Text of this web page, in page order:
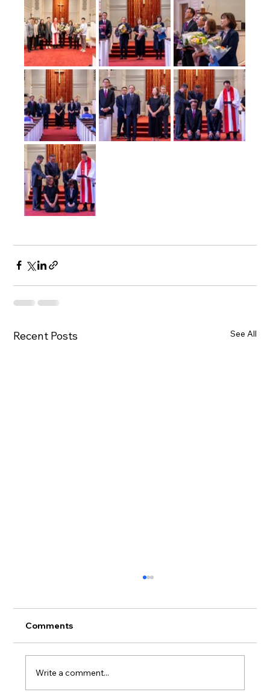
Recent Posts See All
아이티 선교 8/31/2015
Comments
Write a comment...